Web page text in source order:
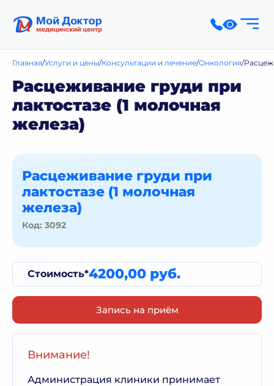
Главная Услуги и цены Консультации и лечение Онкология
Расцеживание груди при
лактостазе (1 молочная
железа)
Расцеживание груди при
лактостазе (1 молочная
железа)
Код: 3092
Стоимость*4200,00 руб.
Запись на приём
Внимание!
Администрация клиники принимает